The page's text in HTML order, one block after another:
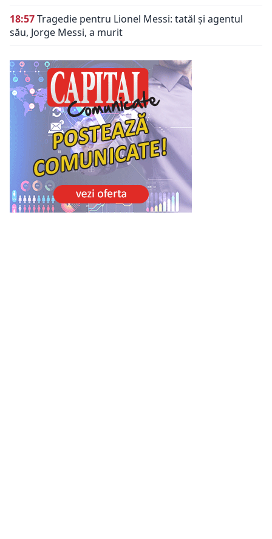
18:57Tragedie pentru Lionel Messi: tatăl și agentul
său, Jorge Messi, a murit